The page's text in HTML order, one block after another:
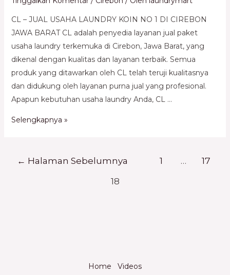
CL – JUAL USAHA LAUNDRY KOIN NO 1 DI CIREBON
JAWA BARAT CL adalah penyedia layanan jual paket
usaha laundry terkemuka di Cirebon, Jawa Barat, yang
dikenal dengan kualitas dan layanan terbaik. Semua
produk yang ditawarkan oleh CL telah teruji kualitasnya
dan didukung oleh layanan purna jual yang profesional.
Apapun kebutuhan usaha laundry Anda, CL …
Selengkapnya »
← Halaman Sebelumnya 1 …
17
18
Home Videos